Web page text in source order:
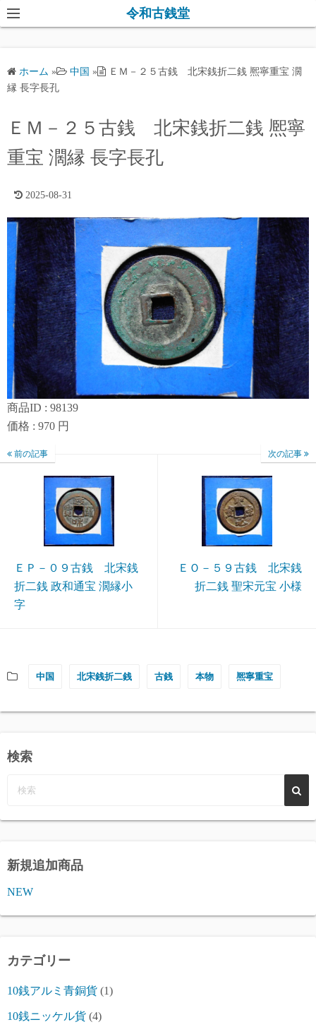
コ
ン
ツ
ッ
令和古銭堂
ホーム » 中国 »
ＥＭ－２５古銭 北宋銭折二銭 熈寧重宝 濶
縁 長字長孔
ＥＭ－２５古銭 北宋銭折二銭 熈寧
重宝 濶縁 長字長孔
2025-08-31
商品ID : 98139
価格 : 970 円
前の記事
ＥＰ－０９古銭 北宋銭
折二銭 政和通宝 濶縁小
字
次の記事
ＥＯ－５９古銭 北宋銭
折二銭 聖宋元宝 小様
中国 北宋銭折二銭 古銭 本物 熈寧重宝
検索
新規追加商品
NEW
カテゴリー
10銭アルミ青銅貨 (1)
10銭ニッケル貨 (4)